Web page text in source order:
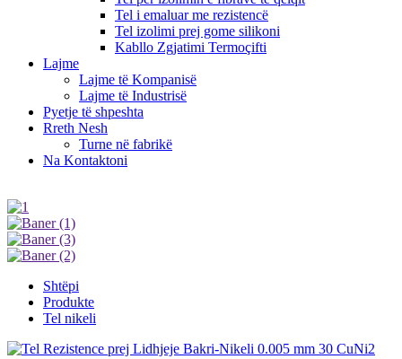
Tel i emaluar me rezistencë
Tel izolimi prej gome silikoni
Kabllo Zgjatimi Termoçifti
Lajme
Lajme të Kompanisë
Lajme të Industrisë
Pyetje të shpeshta
Rreth Nesh
Turne në fabrikë
Na Kontaktoni
Shtëpi
Produkte
Tel nikeli